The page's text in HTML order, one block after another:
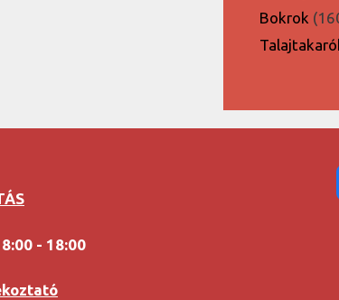
Bokrok
- 18:00